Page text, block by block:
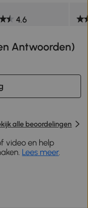
4.6
alle beoordelingen
video en help
Lees meer.